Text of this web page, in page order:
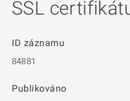
SSL
ID záznamu
84881
Publikováno